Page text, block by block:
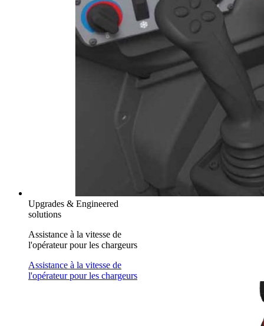
Upgrades & Engineered
solutions
Assistance à la vitesse de
l'opérateur pour les chargeurs
Assistance à la vitesse de
l'opérateur pour les chargeurs